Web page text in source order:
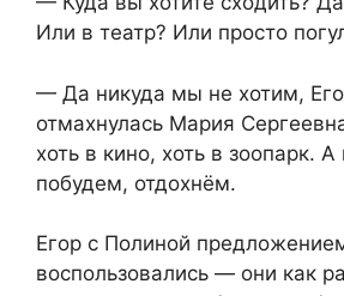
Или в театр? Или просто
— Да никуда мы не хотим,
отмахнулась Мария
хоть в кино, хоть в зоопарк.
побудем, отдохнём.
Егор с Полиной
воспользовались — они как